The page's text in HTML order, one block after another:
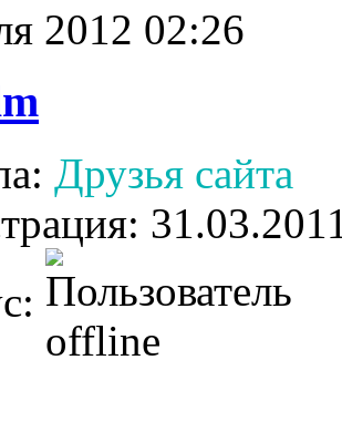
2012 02:26
Друзья сайта